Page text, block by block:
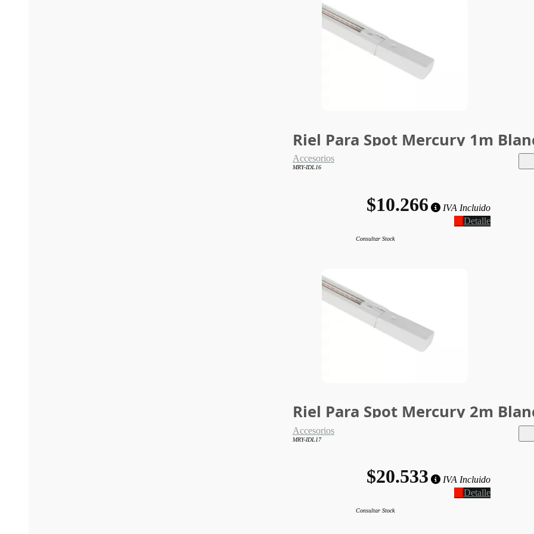
Riel Para Spot Mercury 1m
Accesorios
MRY-IDL16
$10.266
IVA Incluido
Detalle
Consultar Stock
Riel Para Spot Mercury 2m
Accesorios
MRY-IDL17
$20.533
IVA Incluido
Detalle
Consultar Stock